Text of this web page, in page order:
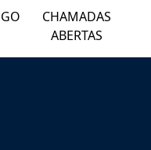
CHAMADAS
ABERTAS